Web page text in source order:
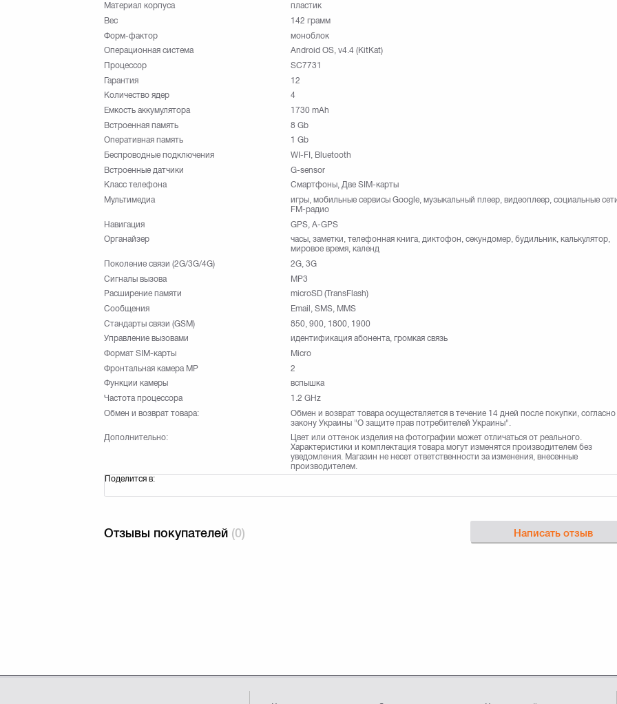
Материал корпуса
пластик
Вес
142 грамм
Форм-фактор
моноблок
Операционная система
Android OS, v4.4 (KitKat)
Процессор
SC7731
Гарантия
12
Количество ядер
4
Емкость аккумулятора
1730 mAh
Встроенная память
8 Gb
Оперативная память
1 Gb
Беспроводные подключения
WI-FI, Bluetooth
Встроенные датчики
G-sensor
Класс телефона
Смартфоны, Две SIM-карты
Мультимедиа
игры, мобильные сервисы Google, музыкальный плеер, видеоплеер, социальные
FM-радио
Навигация
GPS, A-GPS
Органайзер
часы, заметки, телефонная книга, диктофон, секундомер, будильник, калькулятор,
мировое время, календ
Поколение связи (2G/3G/4G)
2G, 3G
Сигналы вызова
MP3
Расширение памяти
microSD (TransFlash)
Сообщения
Email, SMS, MMS
Стандарты связи (GSM)
850, 900, 1800, 1900
Управление вызовами
идентификация абонента, громкая связь
Формат SIM-карты
Micro
Фронтальная камера МР
2
Функции камеры
вспышка
Частота процессора
1.2 GHz
Обмен и возврат товара:
Обмен и возврат товара осуществляется в течение 14 дней после покупки, согласно
закону Украины "О защите прав потребителей Украины".
Дополнительно:
Цвет или оттенок изделия на фотографии может отличаться от реального.
Характеристики и комплектация товара могут изменятся производителем без
уведомления. Магазин не несет ответственности за изменения, внесенные
производителем.
Поделится в:
Отзывы покупателей (0) Написать отзыв